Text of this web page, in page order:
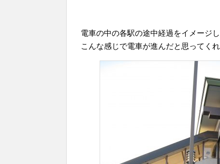
電車の中の各駅の途中経過をイメージ
こんな感じで電車が進んだと思ってく